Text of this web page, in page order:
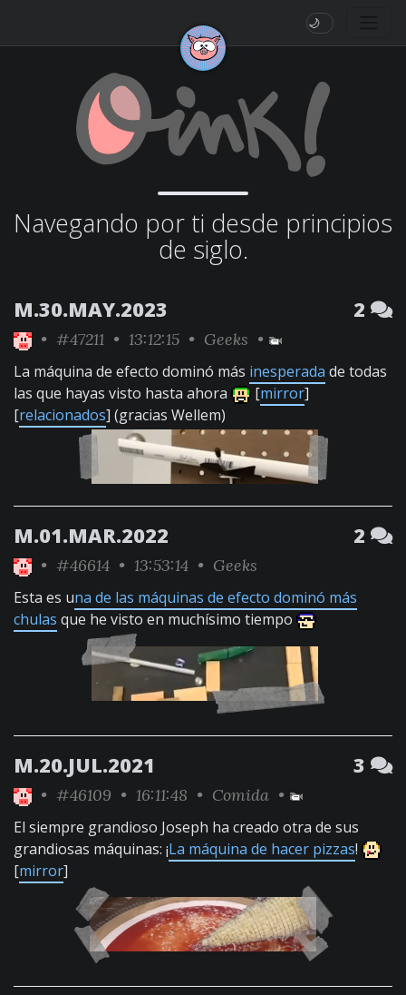
🌙
Navegando por ti desde principios
de siglo.
M.30.MAY.2023 2
• #47211 • 13:12:15 • Geeks •
La máquina de efecto dominó más inesperada de todas
las que hayas visto hasta ahora
[mirror]
[relacionados] (gracias Wellem)
M.01.MAR.2022 2
• #46614 • 13:53:14 • Geeks
Esta es una de las máquinas de efecto dominó más
chulas que he visto en muchísimo tiempo
M.20.JUL.2021 3
• #46109 • 16:11:48 • Comida •
El siempre grandioso Joseph ha creado otra de sus
grandiosas máquinas: ¡La máquina de hacer pizzas!
[mirror]